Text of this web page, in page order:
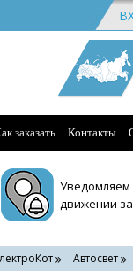
заказать Контакты
Уведомляем
движении
Автосвет